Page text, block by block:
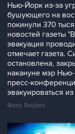
Нью-Йорк из-за
бушующего на
покинули 370
новостей газеты
эвакуация
отмечает газета.
остановлена,
накануне мэр
пресс-
эвакуироваться
Фото: Reuters